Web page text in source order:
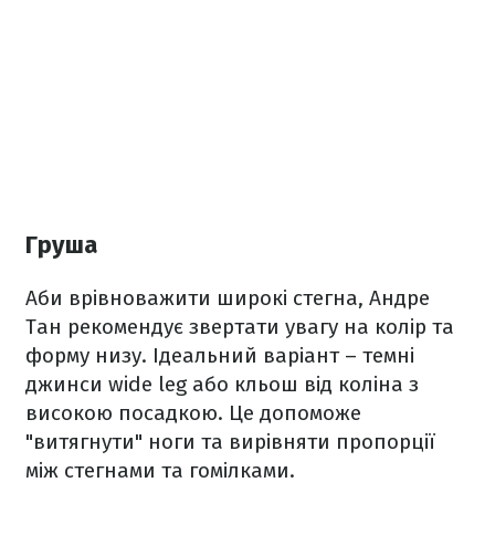
Груша
Аби врівноважити широкі стегна, Андре
Тан рекомендує звертати увагу на колір та
форму низу. Ідеальний варіант – темні
джинси wide leg або кльош від коліна з
високою посадкою. Це допоможе
"витягнути" ноги та вирівняти пропорції
між стегнами та гомілками.